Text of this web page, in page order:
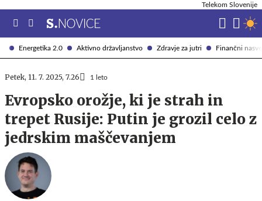
Energetika 2.0 Aktivno državljanstvo Zdravje za jutri Finančni
Telekom Slovenije
Petek, 11. 7. 2025, 7.26 1 leto
Evropsko orožje, ki je strah in
trepet Rusije: Putin je grozil celo z
jedrskim maščevanjem